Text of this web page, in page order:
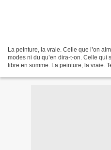
La peinture, la vraie. Celle que l’on
modes ni du qu’en dira-t-on. Celle qui
libre en somme. La peinture, la vraie.